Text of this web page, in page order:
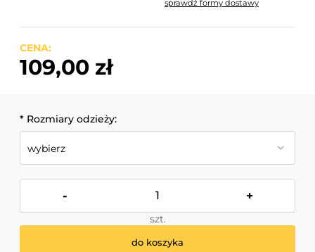
Cena nie zawiera ewentualnych kosztów płatności
sprawdź formy dostawy
CENA:
109,00 zł
* Rozmiary odzieży:
- +
szt.
do koszyka